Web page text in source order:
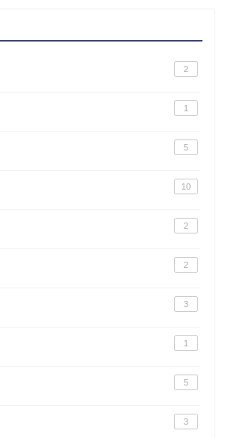
2
1
5
10
2
2
3
1
5
3